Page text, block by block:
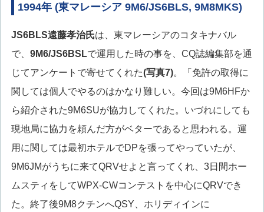
1994年 (東マレーシア 9M6/JS6BLS, 9M8MKS)
JS6BLS遠藤孝治氏は、東マレーシアのコタキナバル
で、 9M6/JS6BSLで運用した時の事を、CQ誌編集部を通
じてアンケートで寄せてくれた(写真7)。「免許の取得に
関しては個人でやるのはかなり難しい。今回は9M6HFか
ら紹介された9M6SUが協力してくれた。いづれにしても
現地局に協力を頼んだ方がベターであると思われる。運
用に関しては最初ホテルでDPを張ってやっていたが、
9M6JMがうちに来てQRVせよと言ってくれ、3日間ホー
ムスティをしてWPX-CWコンテストを中心にQRVでき
た。終了後9M8クチンへQSY、ホリディインに